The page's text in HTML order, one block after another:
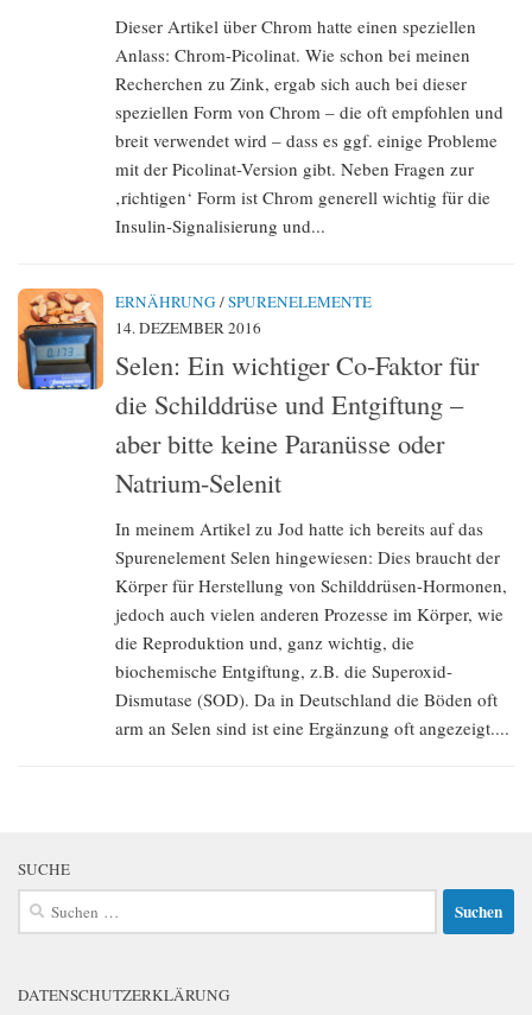
Dieser Artikel über Chrom hatte einen speziellen
Anlass: Chrom-Picolinat. Wie schon bei meinen
Recherchen zu Zink, ergab sich auch bei dieser
speziellen Form von Chrom – die oft empfohlen und
breit verwendet wird – dass es ggf. einige Probleme
mit der Picolinat-Version gibt. Neben Fragen zur
‚richtigen‘ Form ist Chrom generell wichtig für die
Insulin-Signalisierung und...
ERNÄHRUNG /SPURENELEMENTE
14. DEZEMBER 2016
Selen: Ein wichtiger Co-Faktor für
die Schilddrüse und Entgiftung –
aber bitte keine Paranüsse oder
Natrium-Selenit
In meinem Artikel zu Jod hatte ich bereits auf das
Spurenelement Selen hingewiesen: Dies braucht der
Körper für Herstellung von Schilddrüsen-Hormonen,
jedoch auch vielen anderen Prozesse im Körper, wie
die Reproduktion und, ganz wichtig, die
biochemische Entgiftung, z.B. die Superoxid-
Dismutase (SOD). Da in Deutschland die Böden oft
arm an Selen sind ist eine Ergänzung oft angezeigt....
SUCHE
Suchen
nach:
DATENSCHUTZERKLÄRUNG